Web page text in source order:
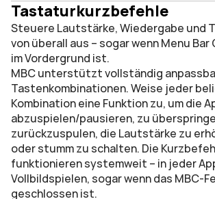
Tastaturkurzbefehle
Steuere Lautstärke, Wiedergabe und
von überall aus – sogar wenn Menu
im Vordergrund ist.
MBC unterstützt vollständig
Tastenkombinationen. Weise jeder
Kombination eine Funktion zu, um die
abzuspielen/pausieren, zu
zurückzuspulen, die Lautstärke zu
oder stumm zu schalten. Die
funktionieren systemweit – in jeder
Vollbildspielen, sogar wenn das MBC-
geschlossen ist.